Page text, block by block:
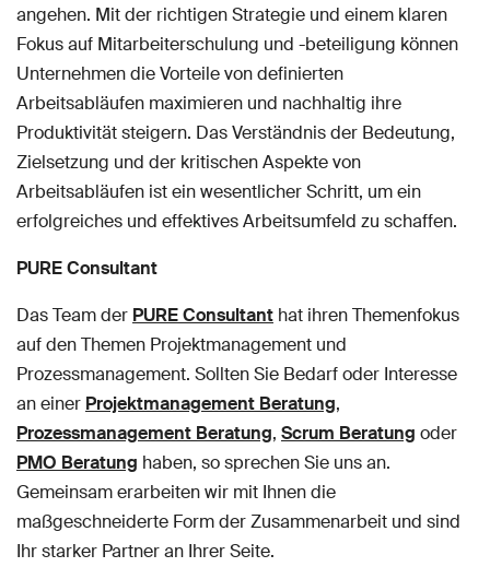
angehen. Mit der richtigen Strategie und einem klaren
Fokus auf Mitarbeiterschulung und -beteiligung können
Unternehmen die Vorteile von definierten
Arbeitsabläufen maximieren und nachhaltig ihre
Produktivität steigern. Das Verständnis der Bedeutung,
Zielsetzung und der kritischen Aspekte von
Arbeitsabläufen ist ein wesentlicher Schritt, um ein
erfolgreiches und effektives Arbeitsumfeld zu schaffen.
PURE Consultant
Das Team der PURE Consultant hat ihren Themenfokus
auf den Themen Projektmanagement und
Prozessmanagement. Sollten Sie Bedarf oder Interesse
an einer Projektmanagement Beratung,
Prozessmanagement Beratung, Scrum Beratung oder
PMO Beratung haben, so sprechen Sie uns an.
Gemeinsam erarbeiten wir mit Ihnen die
maßgeschneiderte Form der Zusammenarbeit und sind
Ihr starker Partner an Ihrer Seite.